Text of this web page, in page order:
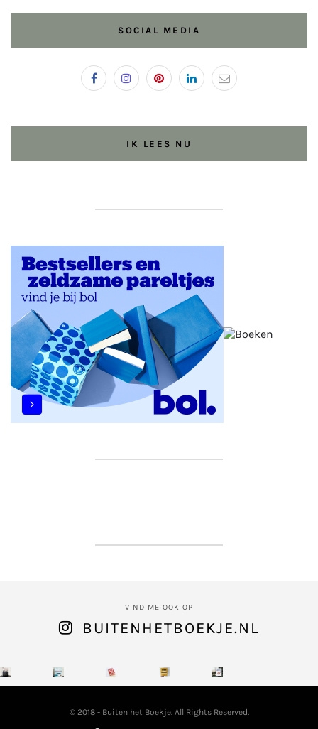
SOCIAL MEDIA
IK LEES NU
VIND ME OOK OP
BUITENHETBOEKJE.NL
© 2018 - Buiten het Boekje. All Rights Reserved.